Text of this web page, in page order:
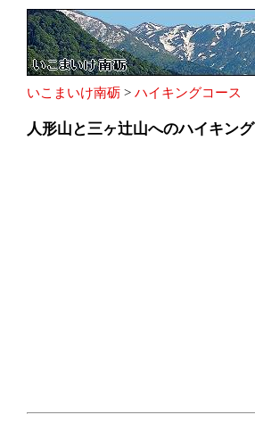
いこまいけ南砺 > ハイキングコース
人形山と三ヶ辻山へのハイキング